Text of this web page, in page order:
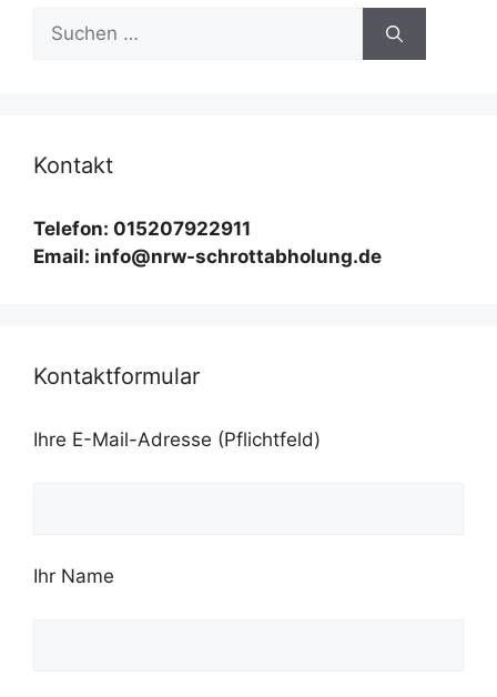
Suchen
nach:
Kontakt
Telefon: 015207922911
Email: info@nrw-schrottabholung.de
Kontaktformular
Ihre E-Mail-Adresse (Pflichtfeld)
Ihr Name